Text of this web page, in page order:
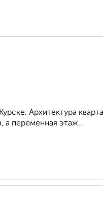
Архитектура
а переменная этаж...